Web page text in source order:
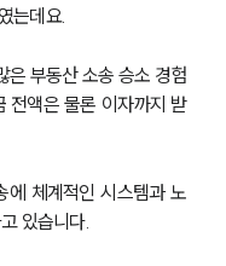
향
는데요.
은 부동산 소송 승소 경험
전액은 물론 이자까지 받
에 체계적인 시스템과 노
있습니다.